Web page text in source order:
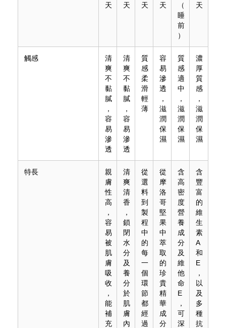
天
天
天
天
（
睡
前
）
天
觸感
清
爽
不
黏
膩
，
容
易
滲
透
清
爽
不
黏
膩
，
容
易
滲
透
質
感
柔
滑
輕
薄
容
易
滲
透
，
滋
潤
保
濕
質
感
適
中
，
滋
潤
保
濕
濃
厚
質
感
，
滋
潤
保
濕
特長
親
膚
性
高
，
容
易
被
肌
膚
吸
收
，
能
補
充
清
爽
清
香
，
鎖
閉
水
分
及
養
分
於
肌
膚
內
從
選
料
到
製
程
中
的
每
一
個
環
節
都
經
過
從
摩
洛
哥
堅
果
中
萃
取
的
珍
貴
精
華
成
分
含
高
密
度
營
養
成
分
及
維
他
命
E
，
可
深
含
豐
富
的
維
生
素
A
和
E
，
以
及
多
種
抗